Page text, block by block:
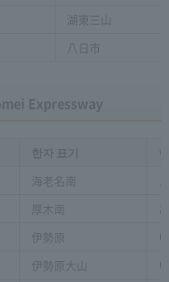
湖東三山
八日市
Expressway
海老名南
厚木南
伊勢原
伊勢原大山